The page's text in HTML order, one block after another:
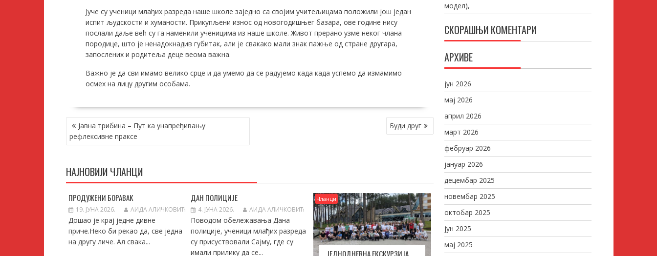
Јуче су ученици млађих разреда наше школе заједно са својим учитељицама положили још један
испит људскости и хуманости. Прикупљени износ од новогодишњег базара, ове године нису
послали даље већ су га наменили ученицима из наше школе. Живот прерано узме неког члана
породице, што је ненадокнадив губитак, али је свакако мали знак пажње од стране другара,
запослених и родитеља деце веома важна.
Важно је да сви имамо велико срце и да умемо да се радујемо када када успемо да измамимо
осмех на лицу другим особама.
КРЕТАЊЕ
ЧЛАНКА
Јавна трибина – Пут ка унапређивању
рефлексивне праксе
Буди друг
НАЈНОВИЈИ ЧЛАНЦИ
ПРОДУЖЕНИ БОРАВАК
19. ЈУНА 2026. АИДА АЛИЧКОВИЋ
Дошао је крај једне дивне
приче.Неко би рекао да, све једна
на другу личе. Ал свака...
ДАН ПОЛИЦИЈЕ
4. ЈУНА 2026. АИДА АЛИЧКОВИЋ
Поводом обележавања Дана
полиције, ученици млађих разреда
су присуствовали Сајму, где су
имали прилику да се...
Чланци
ЈЕДНОДНЕВНА ЕКСКУРЗИЈА
модел),
СКОРАШЊИ КОМЕНТАРИ
АРХИВЕ
јун 2026
мај 2026
април 2026
март 2026
фебруар 2026
јануар 2026
децембар 2025
новембар 2025
октобар 2025
јун 2025
мај 2025